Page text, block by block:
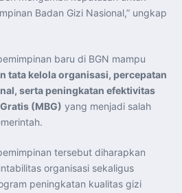
Badan Gizi Nasional,” ungkap
baru di BGN mampu
tata kelola organisasi, percepatan
serta peningkatan efektivitas
(MBG) yang menjadi salah
tersebut diharapkan
organisasi sekaligus
peningkatan kualitas gizi